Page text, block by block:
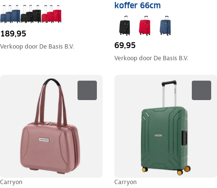
189,95
Verkoop door De Basis B.V.
koffer 66cm
69,95
Verkoop door De Basis B.V.
Carryon Carryon